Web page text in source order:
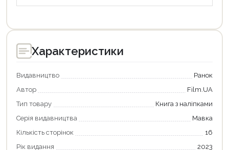
Характеристики
Видавництво
Ранок
Автор
Film.UA
Тип товару
Книга з наліпками
Серія видавництва
Мавка
Кількість сторінок
16
Рік видання
2023